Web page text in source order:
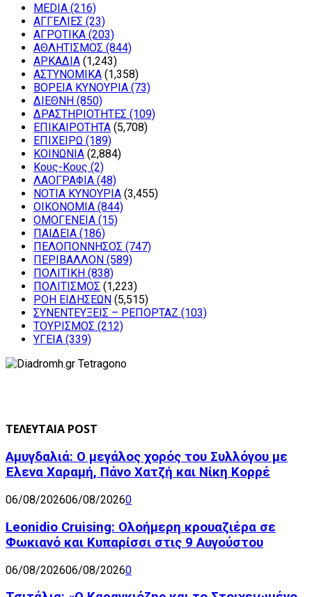
MEDIA (216)
ΑΓΓΕΛΙΕΣ (23)
ΑΓΡΟΤΙΚΑ (203)
ΑΘΛΗΤΙΣΜΟΣ (844)
ΑΡΚΑΔΙΑ (1,243)
ΑΣΤΥΝΟΜΙΚΑ (1,358)
ΒΟΡΕΙΑ ΚΥΝΟΥΡΙΑ (73)
ΔΙΕΘΝΗ (850)
ΔΡΑΣΤΗΡΙΟΤΗΤΕΣ (109)
ΕΠΙΚΑΙΡΟΤΗΤΑ (5,708)
ΕΠΙΧΕΙΡΩ (189)
ΚΟΙΝΩΝΙΑ (2,884)
Κους-Κους (2)
ΛΑΟΓΡΑΦΙΑ (48)
ΝΟΤΙΑ ΚΥΝΟΥΡΙΑ (3,455)
ΟΙΚΟΝΟΜΙΑ (844)
ΟΜΟΓΕΝΕΙΑ (15)
ΠΑΙΔΕΙΑ (186)
ΠΕΛΟΠΟΝΝΗΣΟΣ (747)
ΠΕΡΙΒΑΛΛΟΝ (589)
ΠΟΛΙΤΙΚΗ (838)
ΠΟΛΙΤΙΣΜΟΣ (1,223)
ΡΟΗ ΕΙΔΗΣΕΩΝ (5,515)
ΣΥΝΕΝΤΕΥΞΕΙΣ – ΡΕΠΟΡΤΑΖ (103)
ΤΟΥΡΙΣΜΟΣ (212)
ΥΓΕΙΑ (339)
ΤΕΛΕΥΤΑΙΑ POST
Αμυγδαλιά: Ο μεγάλος χορός του Συλλόγου με
Έλενα Χαραμή, Πάνο Χατζή και Νίκη Κορρέ
06/08/202606/08/20260
Leonidio Cruising: Ολοήμερη κρουαζιέρα σε
Φωκιανό και Κυπαρίσσι στις 9 Αυγούστου
06/08/202606/08/20260